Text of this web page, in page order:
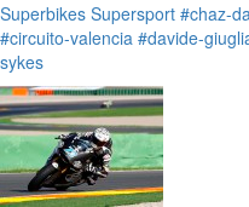
Superbikes Supersport #chaz-
#circuito-valencia #davide-
sykes